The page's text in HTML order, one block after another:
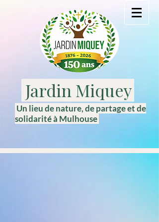
Jardin Miquey
Un lieu de nature, de partage et de
solidarité à Mulhouse